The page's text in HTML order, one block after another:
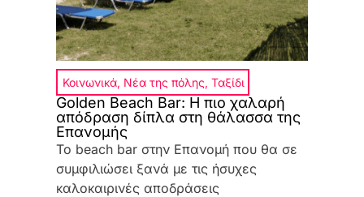
Κοινωνικά, Νέα της πόλης, Ταξίδι
Golden Beach Bar: Η πιο χαλαρή
απόδραση δίπλα στη θάλασσα της
Επανομής
Το beach bar στην Επανομή που θα σε
συμφιλιώσει ξανά με τις ήσυχες
καλοκαιρινές αποδράσεις